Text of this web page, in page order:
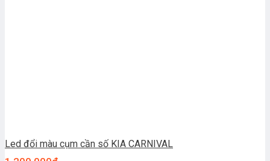
Led đổi màu cụm cần số KIA CARNIVAL